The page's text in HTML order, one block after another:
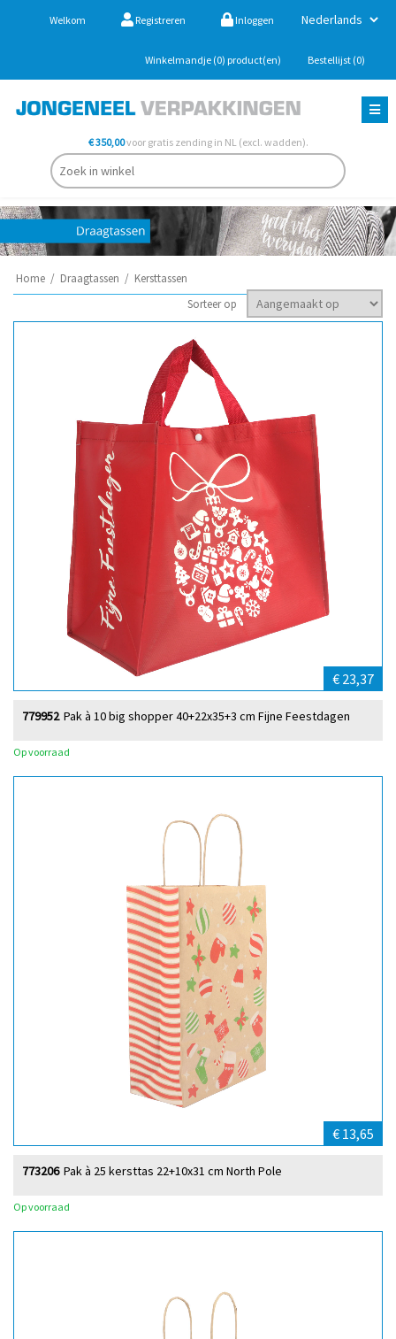
Welkom Registreren Inloggen
Winkelmandje (0) product(en) Bestellijst (0)
€ 350,00voor gratis zending in NL (excl. wadden).
Home / Draagtassen / Kersttassen
Sorteer op
€ 23,37
Pak à 10 big shopper 40+22x35+3 cm Fijne Feestdagen
779952
Op voorraad
€ 13,65
Pak à 25 kersttas 22+10x31 cm North Pole
773206
Op voorraad